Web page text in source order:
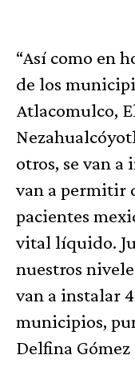
“Así como en
de los
Atlacomulco,
otros, se van a
van a permitir
pacientes
vital líquido.
nuestros
van a instalar
municipios,
Delfina Gómez